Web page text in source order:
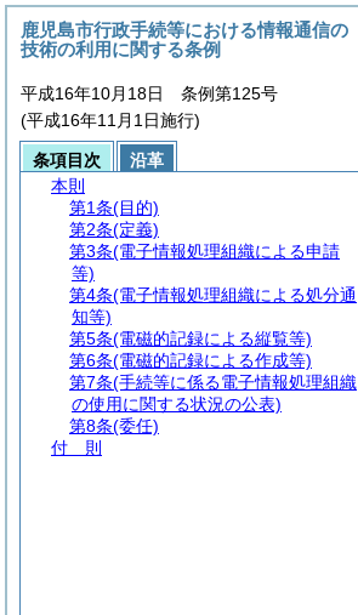
鹿児島市行政手続等における情報通信の
技術の利用に関する条例
平成16年10月18日 条例第125号
(平成16年11月1日施行)
条項目次
沿革
本則
第1条(目的)
第2条(定義)
第3条(電子情報処理組織による申請
等)
第4条(電子情報処理組織による処分通
知等)
第5条(電磁的記録による縦覧等)
第6条(電磁的記録による作成等)
第7条(手続等に係る電子情報処理組織
の使用に関する状況の公表)
第8条(委任)
付 則